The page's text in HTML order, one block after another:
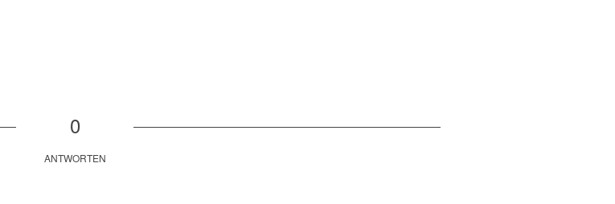
0
ANTWORTEN